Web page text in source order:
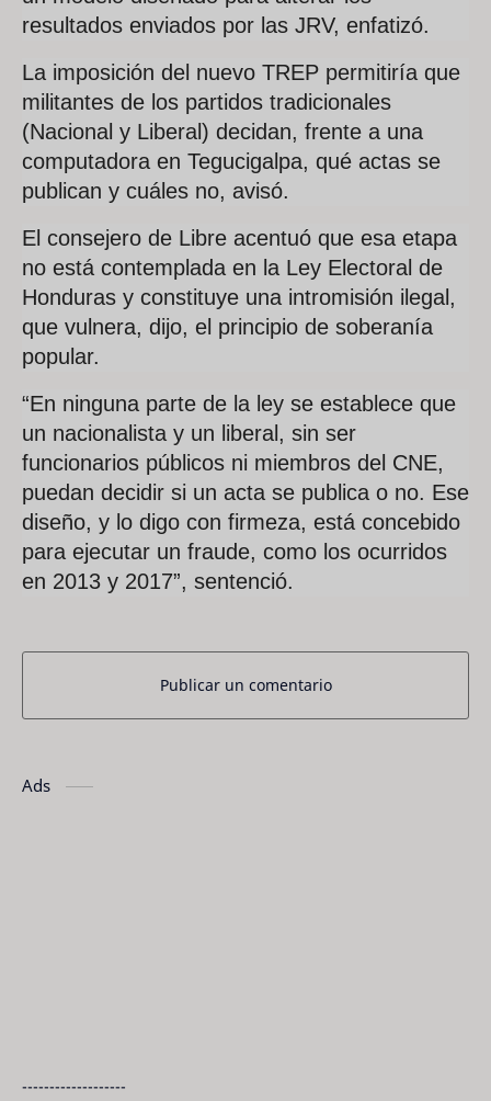
resultados enviados por las JRV, enfatizó.
La imposición del nuevo TREP permitiría que
militantes de los partidos tradicionales
(Nacional y Liberal) decidan, frente a una
computadora en Tegucigalpa, qué actas se
publican y cuáles no, avisó.
El consejero de Libre acentuó que esa etapa
no está contemplada en la Ley Electoral de
Honduras y constituye una intromisión ilegal,
que vulnera, dijo, el principio de soberanía
popular.
“En ninguna parte de la ley se establece que
un nacionalista y un liberal, sin ser
funcionarios públicos ni miembros del CNE,
puedan decidir si un acta se publica o no. Ese
diseño, y lo digo con firmeza, está concebido
para ejecutar un fraude, como los ocurridos
en 2013 y 2017”, sentenció.
Publicar un comentario
Ads
-------------------